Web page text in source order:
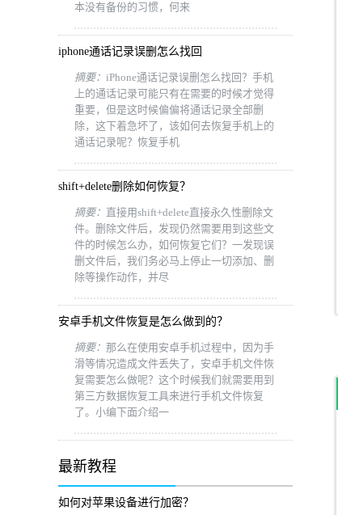
本没有备份的习惯，何来
iphone通话记录误删怎么找回
摘要： iPhone通话记录误删怎么找回？手机
上的通话记录可能只有在需要的时候才觉得
重要，但是这时候偏偏将通话记录全部删
除，这下着急坏了，该如何去恢复手机上的
通话记录呢？恢复手机
shift+delete删除如何恢复？
摘要： 直接用shift+delete直接永久性删除文
件。删除文件后，发现仍然需要用到这些文
件的时候怎么办，如何恢复它们？一发现误
删文件后，我们务必马上停止一切添加、删
除等操作动作，并尽
安卓手机文件恢复是怎么做到的？
摘要： 那么在使用安卓手机过程中，因为手
滑等情况造成文件丢失了，安卓手机文件恢
复需要怎么做呢？这个时候我们就需要用到
第三方数据恢复工具来进行手机文件恢复
了。小编下面介绍一
最新教程
如何对苹果设备进行加密？